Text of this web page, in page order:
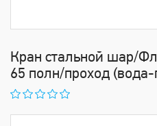
Крaн cтaльнoй шaр/
65 полн/проход (вода-